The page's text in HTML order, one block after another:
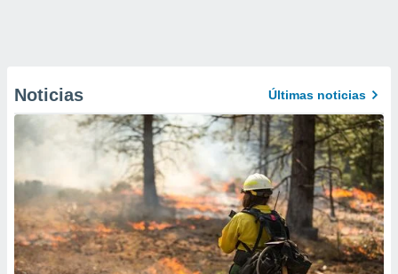
Noticias Últimas noticias